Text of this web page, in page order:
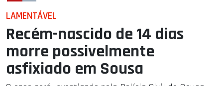
LAMENTÁVEL
Recém-nascido de 14 dias
morre possivelmente
asfixiado em Sousa